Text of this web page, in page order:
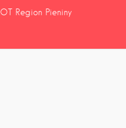
LOT Region Pieniny